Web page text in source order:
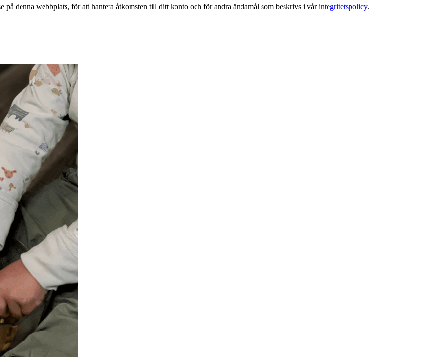
denna webbplats, för att hantera åtkomsten till ditt konto och för andra ändamål som beskrivs i vårintegritetspolicy.